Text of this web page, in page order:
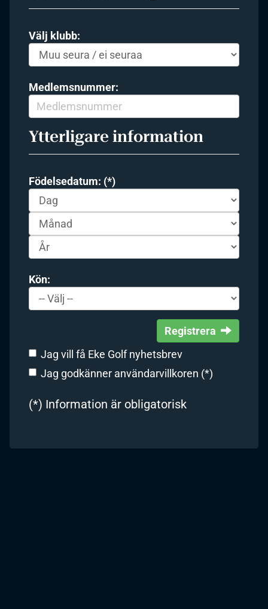
Välj klubb:
Medlemsnummer:
Ytterligare information
Födelsedatum: (*)
Kön:
Registrera
Jag vill få Eke Golf nyhetsbrev
Jag godkänner användarvillkoren (*)
(*) Information är obligatorisk